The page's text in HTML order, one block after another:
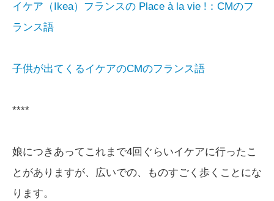
イケア（Ikea）フランスの Place à la vie !：CMのフ
ランス語
子供が出てくるイケアのCMのフランス語
****
娘につきあってこれまで4回ぐらいイケアに行ったこ
とがありますが、広いでの、ものすごく歩くことにな
ります。